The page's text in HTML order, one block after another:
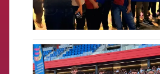
FCB Barcelona badge